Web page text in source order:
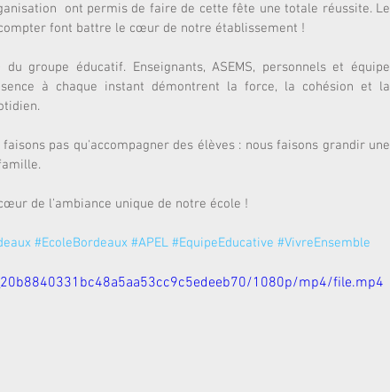
ont permis de faire de cette fête une totale réussite. Le
font battre le cœur de notre établissement !
groupe éducatif. Enseignants, ASEMS, personnels et équipe
à chaque instant démontrent la force, la cohésion et la
pas qu'accompagner des élèves : nous faisons grandir une
de l'ambiance unique de notre école !
#EcoleBordeaux #APEL #EquipeEducative #VivreEnsemble
1080p/mp4/file.mp4